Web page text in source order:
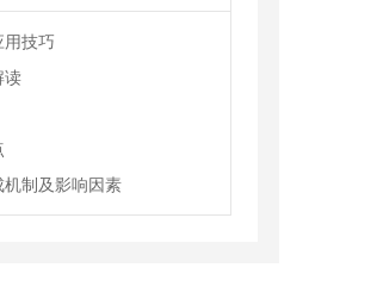
技巧
读
制及影响因素